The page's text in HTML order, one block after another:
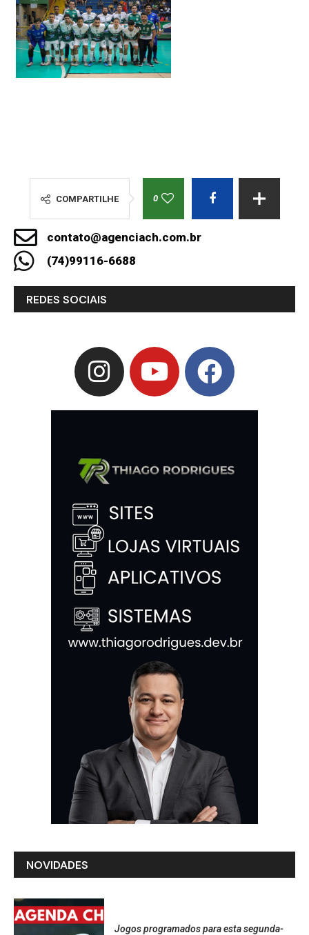
COMPARTILHE 0
contato@agenciach.com.br
(74)99116-6688
REDES SOCIAIS
NOVIDADES
Jogos programados para esta segunda-